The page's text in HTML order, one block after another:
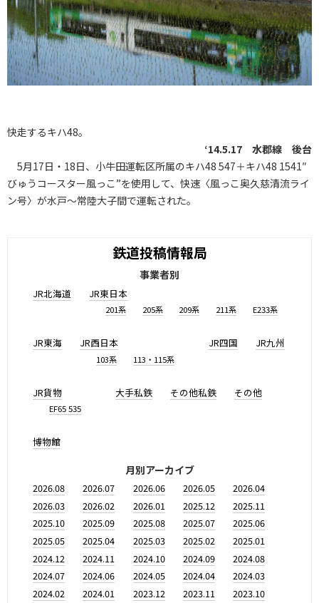
快走するキハ48。
‘14.5.17 水郡線 後台
5月17日・18日、小牛田運転区所属のキハ48 547＋キハ48 1541″
びゅうコースター風っこ”を使用して、快速〈風っこ奥久慈清流ライ
ン号〉が水戸～常陸大子間で運転された。
鉄道投稿情報局
事業者別
JR北海道 JR東日本
201系 205系 209系 211系 E233系
JR東海 JR西日本
103系 113・115系
JR四国 JR九州
JR貨物
EF65 535
大手私鉄 その他私鉄 その他
博物館
月別アーカイブ
2026.08 2026.07 2026.06 2026.05
2026.04
2026.03
2026.02 2026.01 2025.12
2025.11
2025.10
2025.09 2025.08 2025.07
2025.06
2025.05
2025.04 2025.03 2025.02
2025.01
2024.12
2024.11 2024.10 2024.09
2024.08
2024.07
2024.06 2024.05 2024.04
2024.03
2024.02
2024.01 2023.12 2023.11
2023.10